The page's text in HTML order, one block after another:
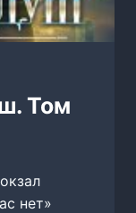
Том
нет»